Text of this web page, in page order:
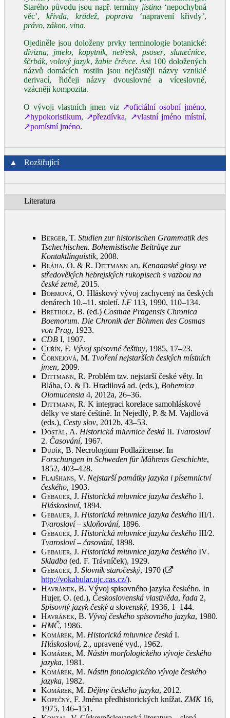
Starého původu jsou např. termíny jistina ‘nepochybná
věc’, křivda, krádež, poprava‘napravení křivdy’,
právo, zákon, vina.
Ojediněle jsou doloženy prvky terminologie botanické:
divizna, jmelo, kopytník,netřesk,psoser, slunečnice,
ščrbák,volový jazyk, žabie črěvce. Asi 100 doložených
názvů domácích rostlin jsou nejčastěji názvy vzniklé
derivací, řidčeji názvy dvouslovné a víceslovné,
vzácněji kompozita.
O vývoji vlastních jmen viz ↗oficiální osobní jméno,
↗hypokoristikum, ↗přezdívka, ↗vlastní jméno místní,
↗pomístní jméno.
▲ Rozšiřující
Literatura
Berger, T. Studien zur historischen Grammatik des
Tschechischen. Bohemistische Beiträge zur
Kontaktlinguistik, 2008.
Bláha, O. & R. Dittmann ad. Kenaanské glosy ve
středověkých hebrejských rukopisech s vazbou na
české země, 2015.
Böhmová, O. Hláskový vývoj zachycený na českých
denárech 10.–11. století. LF 113, 1990, 110–134.
Bretholz, B. (ed.) Cosmae Pragensis Chronica
Boemorum. Die Chronik der Böhmen des Cosmas
von Prag, 1923.
CDB I, 1907.
Cuřín, F. Vývoj spisovné češtiny, 1985, 17–23.
Čornejová, M. Tvoření nejstarších českých místních
jmen, 2009.
Dittmann, R. Problém tzv. nejstarší české věty. In
Bláha, O. & D. Hradilová ad. (eds.), Bohemica
Olomucensia 4, 2012a, 26–36.
Dittmann, R. K integraci korelace samohláskové
délky ve staré češtině. In Nejedlý, P. & M. Vajdlová
(eds.), Cesty slov, 2012b, 43–53.
Dostál, A. Historická mluvnice česká II. Tvarosloví
2. Časování, 1967.
Dudík, B. Necrologium Podlažicense. In
Forschungen in Schweden für Mährens Geschichte,
1852, 403–428.
Flajšhans, V. Nejstarší památky jazyka i písemnictví
českého, 1903.
Gebauer, J. Historická mluvnice jazyka českého I.
Hláskosloví, 1894.
Gebauer, J. Historická mluvnice jazyka českého III/1.
Tvarosloví – skloňování, 1896.
Gebauer, J. Historická mluvnice jazyka českého III/2.
Tvarosloví – časování, 1898.
Gebauer, J. Historická mluvnice jazyka českého IV.
Skladba (ed. F. Trávníček), 1929.
Gebauer, J. Slovník staročeský, 1970 (
http://vokabular.ujc.cas.cz/).
Havránek, B. Vývoj spisovného jazyka českého. In
Hujer, O. (ed.), Československá vlastivěda, řada 2,
Spisovný jazyk český a slovenský, 1936, 1–144.
Havránek, B. Vývoj českého spisovného jazyka, 1980.
HMČ, 1986.
Komárek, M. Historická mluvnice česká I.
Hláskosloví, 2., upravené vyd., 1962.
Komárek, M. Nástin morfologického vývoje českého
jazyka, 1981 .
Komárek, M. Nástin fonologického vývoje českého
jazyka, 1982.
Komárek, M. Dějiny českého jazyka, 2012.
Kopečný, F. Jména předhistorických knížat. ZMK16,
1975, 146–151 .